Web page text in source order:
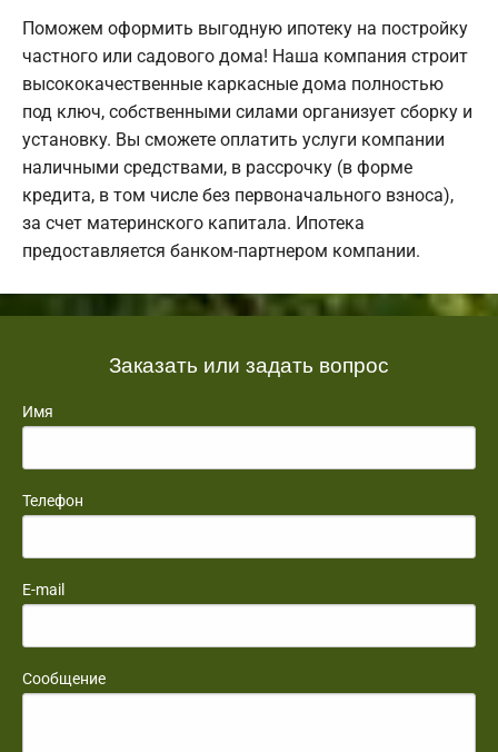
Поможем оформить выгодную ипотеку на постройку
частного или садового дома! Наша компания строит
высококачественные каркасные дома полностью
под ключ, собственными силами организует сборку и
установку. Вы сможете оплатить услуги компании
наличными средствами, в рассрочку (в форме
кредита, в том числе без первоначального взноса),
за счет материнского капитала. Ипотека
предоставляется банком-партнером компании.
Заказать или задать вопрос
Имя
Телефон
E-mail
Сообщение